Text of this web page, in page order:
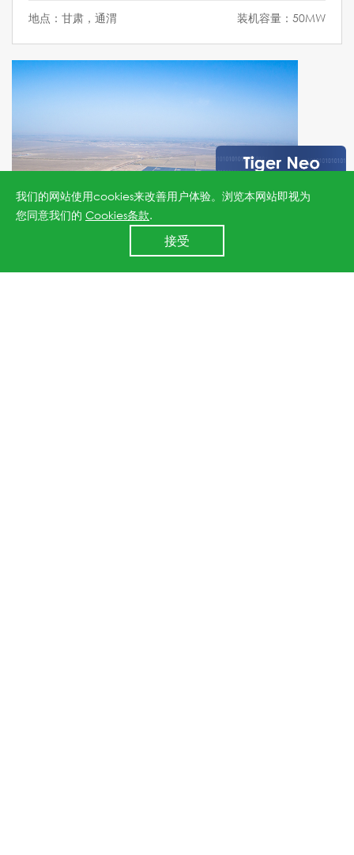
地点：甘肃，通渭 装机容量：50MW
我们的网站使用cookies来改善用户体验。浏览本网站即视为
您同意我们的 Cookies条款.
接受